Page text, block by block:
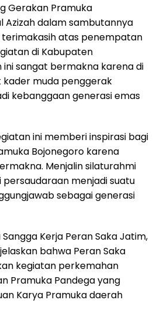
Gerakan Pramuka
Azizah dalam sambutannya
atas penempatan
di Kabupaten
ini sangat bermakna karena di
muda penggerak
kebanggaan generasi emas
ini memberi inspirasi bagi
Bojonegoro karena
Menjalin silaturahmi
menjadi suatu
sebagai generasi
Kerja Peran Saka Jatim,
bahwa Peran Saka
kegiatan perkemahan
Pramuka Pandega yang
Karya Pramuka daerah